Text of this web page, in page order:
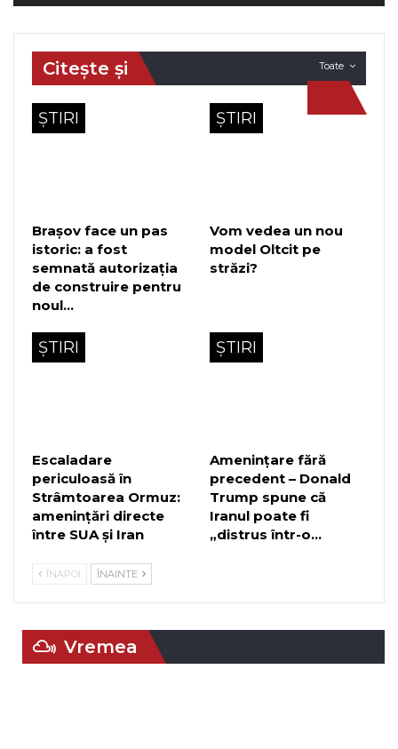
Toate
Citește și
ȘTIRI
Brașov face un pas
istoric: a fost
semnată autorizația
de construire pentru
noul…
ȘTIRI
Vom vedea un nou
model Oltcit pe
străzi?
ȘTIRI
Escaladare
periculoasă în
Strâmtoarea Ormuz:
amenințări directe
între SUA și Iran
ȘTIRI
Amenințare fără
precedent – Donald
Trump spune că
Iranul poate fi
„distrus într-o…
ÎNAPOI ÎNAINTE
Vremea